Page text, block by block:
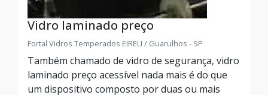
Vidro laminado preço
Fortal Vidros Temperados EIRELI / Guarulhos - SP
Também chamado de vidro de segurança, vidro
laminado preço acessível nada mais é do que
um dispositivo composto por duas ou mais